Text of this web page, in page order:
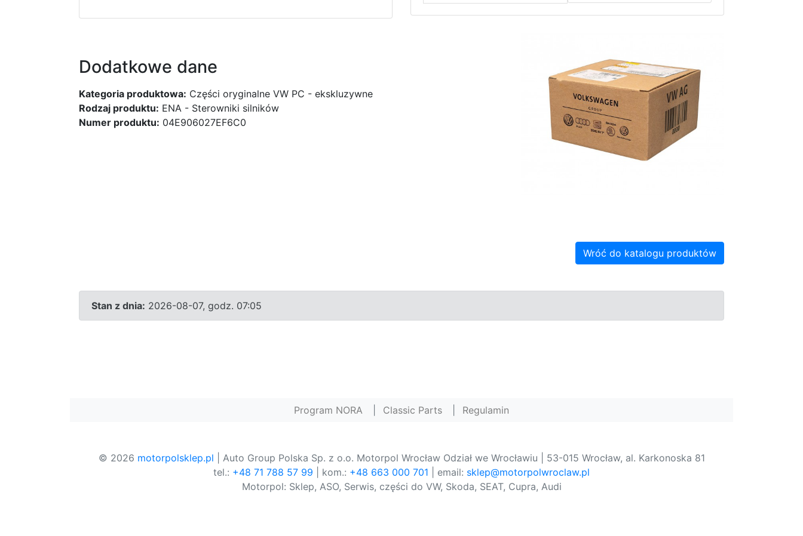
Dodatkowe dane
Kategoria produktowa: Części oryginalne VW PC - ekskluzywne
Rodzaj produktu: ENA - Sterowniki silników
Numer produktu: 04E906027EF6C0
Wróć do katalogu produktów
Stan z dnia: 2026-08-07, godz. 07:05
Program NORA Classic Parts Regulamin
© 2026 motorpolsklep.pl | Auto Group Polska Sp. z o.o. Motorpol Wrocław Odział we Wrocławiu | 53-015 Wrocław, al. Karkonoska 81
tel.: +48 71 788 57 99 | kom.: +48 663 000 701 | email: sklep@motorpolwroclaw.pl
Motorpol: Sklep, ASO, Serwis, części do VW, Skoda, SEAT, Cupra, Audi